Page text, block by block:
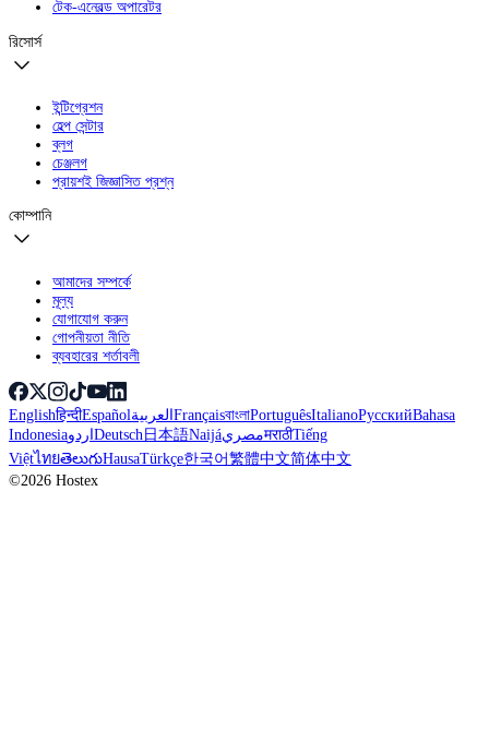
টেক-এনেবল্ড অপারেটর
রিসোর্স
ইন্টিগ্রেশন
হেল্প সেন্টার
ব্লগ
চেঞ্জলগ
প্রায়শই জিজ্ঞাসিত প্রশ্ন
কোম্পানি
আমাদের সম্পর্কে
মূল্য
যোগাযোগ করুন
গোপনীয়তা নীতি
ব্যবহারের শর্তাবলী
Englishहिन्दीEspañolالعربيةFrançaisবাংলাPortuguêsItalianoРусскийBahasa
IndonesiaاردوDeutsch日本語NaijáمصريमराठीTiếng
ViệtไทยతెలుగుHausaTürkçe한국어繁體中文简体中文
©2026 Hostex